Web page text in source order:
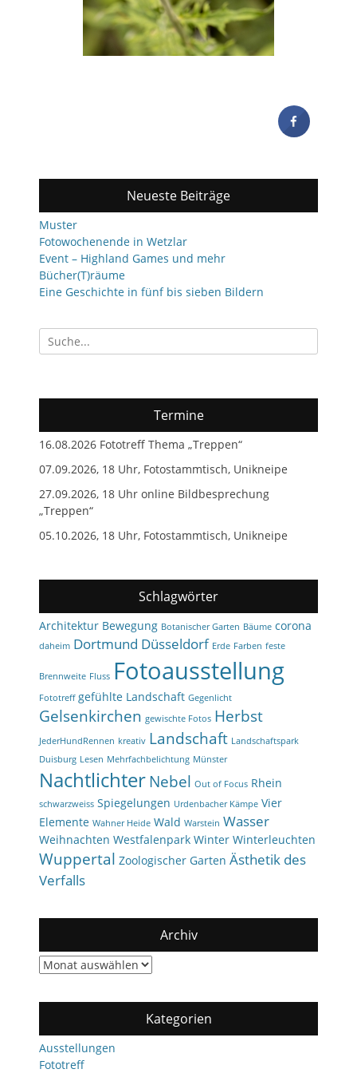
Neueste Beiträge
Muster
Fotowochenende in Wetzlar
Event – Highland Games und mehr
Bücher(T)räume
Eine Geschichte in fünf bis sieben Bildern
Suchen
nach:
Termine
16.08.2026 Fototreff Thema „Treppen“
07.09.2026, 18 Uhr, Fotostammtisch, Unikneipe
27.09.2026, 18 Uhr online Bildbesprechung
„Treppen“
05.10.2026, 18 Uhr, Fotostammtisch, Unikneipe
Schlagwörter
Architektur Bewegung Botanischer Garten Bäume corona
daheim Dortmund Düsseldorf Erde Farben feste
Brennweite Fluss Fotoausstellung
Fototreff gefühlte Landschaft Gegenlicht
Gelsenkirchen gewischte Fotos Herbst
JederHundRennen kreativ Landschaft Landschaftspark
Duisburg Lesen Mehrfachbelichtung Münster
NachtlichterNebel Out of Focus Rhein
schwarzweiss Spiegelungen Urdenbacher Kämpe Vier
Elemente Wahner Heide Wald Warstein Wasser
Weihnachten Westfalenpark Winter Winterleuchten
Wuppertal Zoologischer Garten Ästhetik des
Verfalls
Archiv
Archiv
Kategorien
Ausstellungen
Fototreff